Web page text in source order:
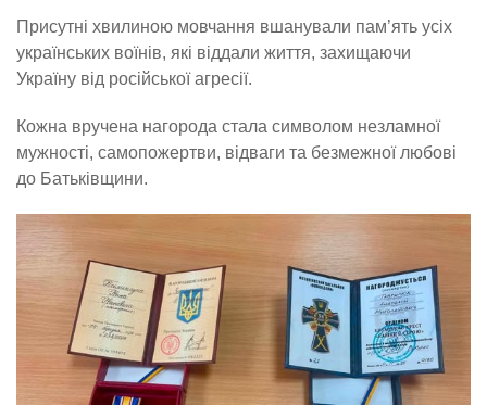
Присутні хвилиною мовчання вшанували пам’ять усіх
українських воїнів, які віддали життя, захищаючи
Україну від російської агресії.
Кожна вручена нагорода стала символом незламної
мужності, самопожертви, відваги та безмежної любові
до Батьківщини.